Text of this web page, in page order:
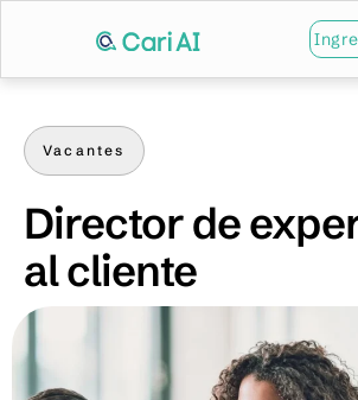
Vacantes
Director de
al cliente